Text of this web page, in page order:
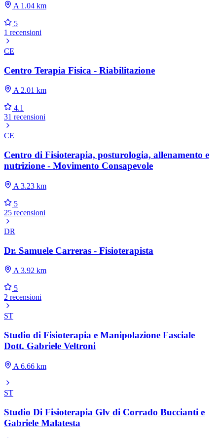
A 1.04 km
5
1 recensioni
CE
Centro Terapia Fisica - Riabilitazione
A 2.01 km
4.1
31 recensioni
CE
Centro di Fisioterapia, posturologia, allenamento e
nutrizione - Movimento Consapevole
A 3.23 km
5
25 recensioni
DR
Dr. Samuele Carreras - Fisioterapista
A 3.92 km
5
2 recensioni
ST
Studio di Fisioterapia e Manipolazione Fasciale
Dott. Gabriele Veltroni
A 6.66 km
ST
Studio Di Fisioterapia Glv di Corrado Buccianti e
Gabriele Malatesta